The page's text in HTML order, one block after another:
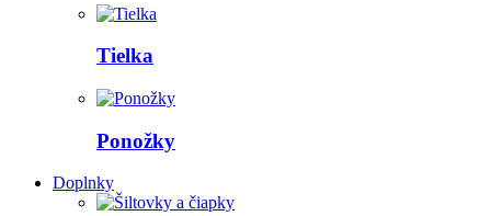
Tielka
Ponožky
Doplnky